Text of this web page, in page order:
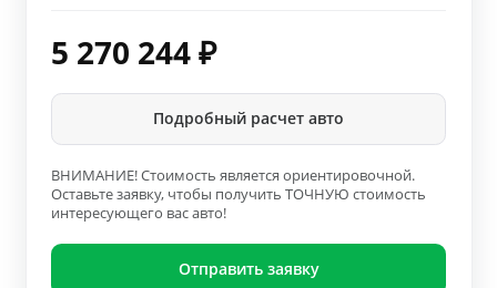
5 270 244₽
Подробный расчет авто
ВНИМАНИЕ! Стоимость является ориентировочной.
Оставьте заявку, чтобы получить ТОЧНУЮ стоимость
интересующего вас авто!
Отправить заявку